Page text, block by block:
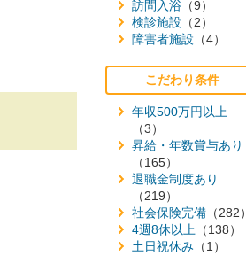
訪問入浴 （9）
検診施設 （2）
障害者施設 （4）
こだわり条件
年収500万円以上
（3）
昇給・年数賞与あり
（165）
退職金制度あり
（219）
社会保険完備 （282）
4週8休以上 （138）
土日祝休み （1）